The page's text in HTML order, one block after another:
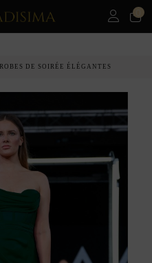
ROBES DE SOIRÉE ÉLÉGANTES